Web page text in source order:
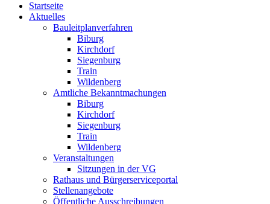
Startseite
Aktuelles
Bauleitplanverfahren
Biburg
Kirchdorf
Siegenburg
Train
Wildenberg
Amtliche Bekanntmachungen
Biburg
Kirchdorf
Siegenburg
Train
Wildenberg
Veranstaltungen
Sitzungen in der VG
Rathaus und Bürgerserviceportal
Stellenangebote
Öffentliche Ausschreibungen